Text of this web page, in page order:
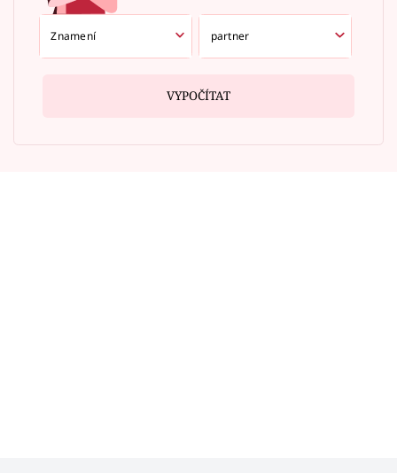
VYPOČÍTAT